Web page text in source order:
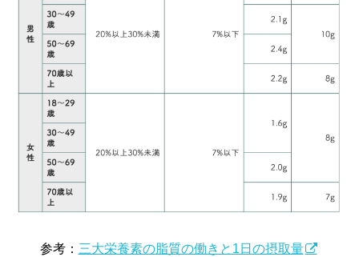
参考： 三大栄養素の脂質の働きと1日の摂取量